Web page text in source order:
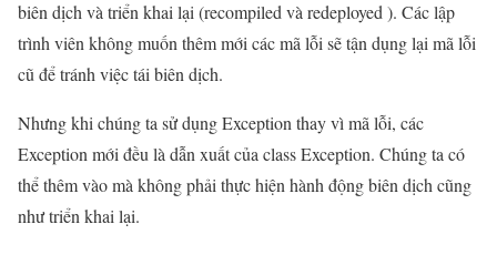
biên dịch và triển khai lại (recompiled và redeployed ). Các lập
trình viên không muốn thêm mới các mã lỗi sẽ tận dụng lại mã lỗi
cũ để tránh việc tái biên dịch.
Nhưng khi chúng ta sử dụng Exception thay vì mã lỗi, các
Exception mới đều là dẫn xuất của class Exception. Chúng ta có
thể thêm vào mà không phải thực hiện hành động biên dịch cũng
như triển khai lại.